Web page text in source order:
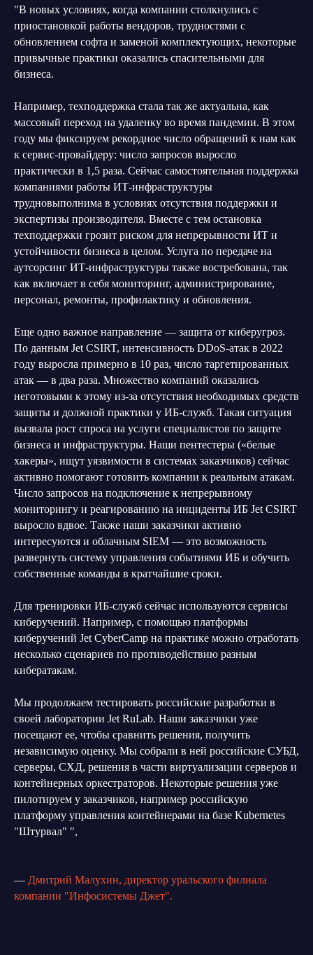
"В новых условиях, когда компании столкнулись с
приостановкой работы вендоров, трудностями с
обновлением софта и заменой комплектующих, некоторые
привычные практики оказались спасительными для
бизнеса.
Например, техподдержка стала так же актуальна, как
массовый переход на удаленку во время пандемии. В этом
году мы фиксируем рекордное число обращений к нам как
к сервис-провайдеру: число запросов выросло
практически в 1,5 раза. Сейчас самостоятельная поддержка
компаниями работы ИТ-инфраструктуры
трудновыполнима в условиях отсутствия поддержки и
экспертизы производителя. Вместе с тем остановка
техподдержки грозит риском для непрерывности ИТ и
устойчивости бизнеса в целом. Услуга по передаче на
аутсорсинг ИТ-инфраструктуры также востребована, так
как включает в себя мониторинг, администрирование,
персонал, ремонты, профилактику и обновления.
Еще одно важное направление — защита от киберугроз.
По данным Jet CSIRT, интенсивность DDoS-атак в 2022
году выросла примерно в 10 раз, число таргетированных
атак — в два раза. Множество компаний оказались
неготовыми к этому из-за отсутствия необходимых средств
защиты и должной практики у ИБ-служб. Такая ситуация
вызвала рост спроса на услуги специалистов по защите
бизнеса и инфраструктуры. Наши пентестеры («белые
хакеры», ищут уязвимости в системах заказчиков) сейчас
активно помогают готовить компании к реальным атакам.
Число запросов на подключение к непрерывному
мониторингу и реагированию на инциденты ИБ Jet CSIRT
выросло вдвое. Также наши заказчики активно
интересуются и облачным SIEM — это возможность
развернуть систему управления событиями ИБ и обучить
собственные команды в кратчайшие сроки.
Для тренировки ИБ-служб сейчас используются сервисы
киберучений. Например, с помощью платформы
киберучений Jet CyberCamp на практике можно отработать
несколько сценариев по противодействию разным
кибератакам.
Мы продолжаем тестировать российские разработки в
своей лаборатории Jet RuLab. Наши заказчики уже
посещают ее, чтобы сравнить решения, получить
независимую оценку. Мы собрали в ней российские СУБД,
серверы, СХД, решения в части виртуализации серверов и
контейнерных оркестраторов. Некоторые решения уже
пилотируем у заказчиков, например российскую
платформу управления контейнерами на базе Kubernetes
"Штурвал" ",
— Дмитрий Малухин, директор уральского филиала
компании "Инфосистемы Джет".